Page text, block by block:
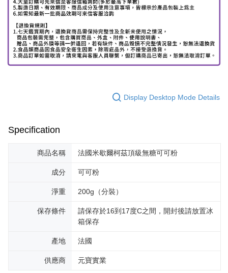
Display Desktop Mode Details
Specification
商品名稱 法國米歇爾柯茲頂級無糖可可粉
成分 可可粉
淨重 200g（分裝）
保存條件
請保存於16到17度C之間，開封後請放置冰
箱保存
產地 法國
供應商 元寶實業